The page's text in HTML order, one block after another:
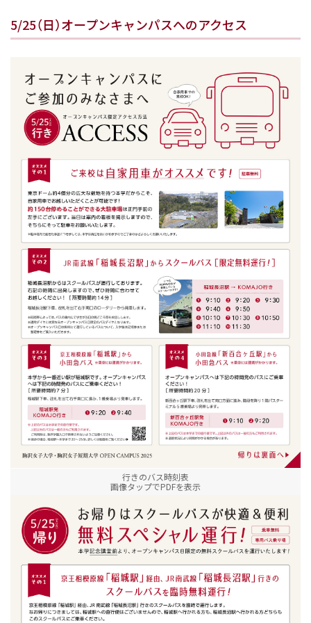
5/25（日）オープンキャンパスへのアクセス
行きのバス時刻表
画像タップでPDFを表示